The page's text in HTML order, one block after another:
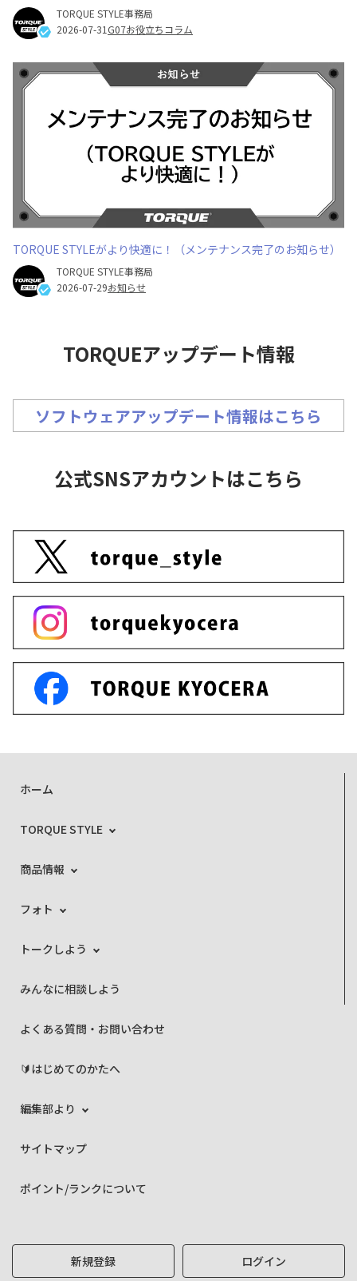
TORQUE STYLE事務局
2026-07-31 G07お役立ちコラム
TORQUE STYLEがより快適に！（メンテナンス完了のお知らせ）
TORQUE STYLE事務局
2026-07-29お知らせ
TORQUEアップデート情報
ソフトウェアアップデート情報はこちら
公式SNSアカウントはこちら
ホーム
TORQUE STYLE
商品情報
フォト
トークしよう
みんなに相談しよう
よくある質問・お問い合わせ
🔰はじめてのかたへ
編集部より
サイトマップ
ポイント/ランクについて
新規登録 ログイン